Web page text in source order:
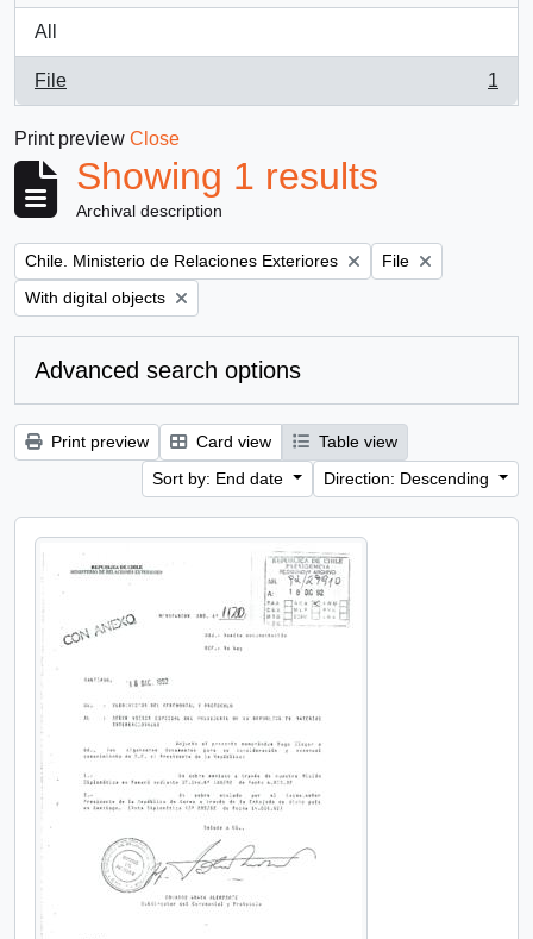
All
File
, 1 results
1
Print preview Close
Showing 1 results
Archival description
Remove filter:
Chile. Ministerio de Relaciones Exteriores Remove filter:
File
Remove filter:
With digital objects
Advanced search options
Print preview Card view
Table view
Sort by: End date
Direction: Descending